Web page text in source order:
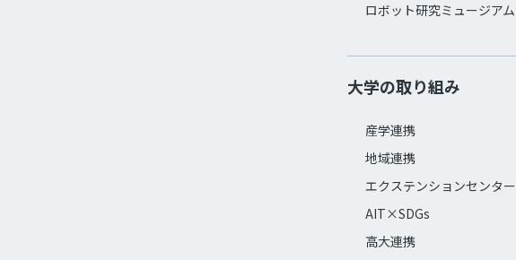
ロボット研究ミュージアム
大学の取り組み
産学連携
地域連携
エクステンションセンター
AIT×SDGs
高大連携